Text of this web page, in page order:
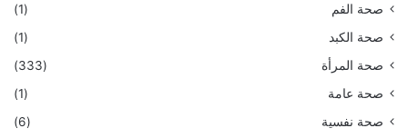
صحة الفم
(1)
صحة الكبد
(1)
صحة المرأة
(333)
صحة عامة
(1)
صحة نفسية
(6)